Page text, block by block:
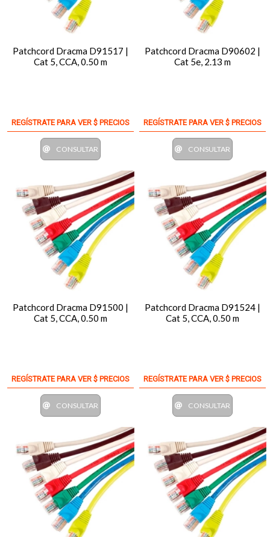
Patchcord Dracma D91517 |
Cat 5, CCA, 0.50 m
REGÍSTRATE PARA VER $ PRECIOS
CONSULTAR
Patchcord Dracma D90602 |
Cat 5e, 2.13 m
REGÍSTRATE PARA VER $ PRECIOS
CONSULTAR
Patchcord Dracma D91500 |
Cat 5, CCA, 0.50 m
REGÍSTRATE PARA VER $ PRECIOS
CONSULTAR
Patchcord Dracma D91524 |
Cat 5, CCA, 0.50 m
REGÍSTRATE PARA VER $ PRECIOS
CONSULTAR